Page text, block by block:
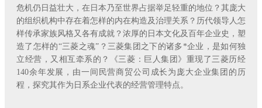
危机仍日益壮大，在日本乃至世界占据举足轻重的地位？其庞大
的组织机构中存在着怎样的内在构造及治理关系？历代领导人怎
样传承家族风格又各有成就？浓厚的日本文化及百年企业史，塑
造了怎样的“三菱之魂”？三菱集团之下的诸多*企业，是如何独
立经营，又相互牵系的？《三菱：巨人集团》重现了三菱历经
140余年发展，由一间民营商贸公司成长为庞大企业集团的历
程，探究其作为日系企业代表的经营管理特点。